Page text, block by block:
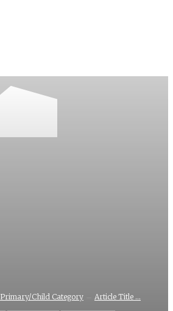
Primary/Child Category Article Title ...